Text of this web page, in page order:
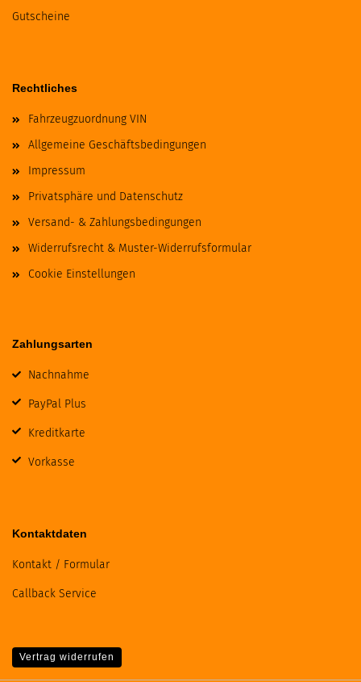
Gutscheine
Rechtliches
Fahrzeugzuordnung VIN
Allgemeine Geschäftsbedingungen
Impressum
Privatsphäre und Datenschutz
Versand- & Zahlungsbedingungen
Widerrufsrecht & Muster-Widerrufsformular
Cookie Einstellungen
Zahlungsarten
Nachnahme
PayPal Plus
Kreditkarte
Vorkasse
Kontaktdaten
Kontakt / Formular
Callback Service
Vertrag widerrufen